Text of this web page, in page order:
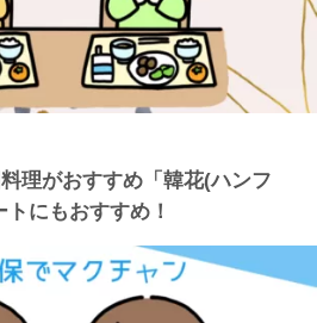
理がおすすめ「韓花(ハンフ
にもおすすめ！